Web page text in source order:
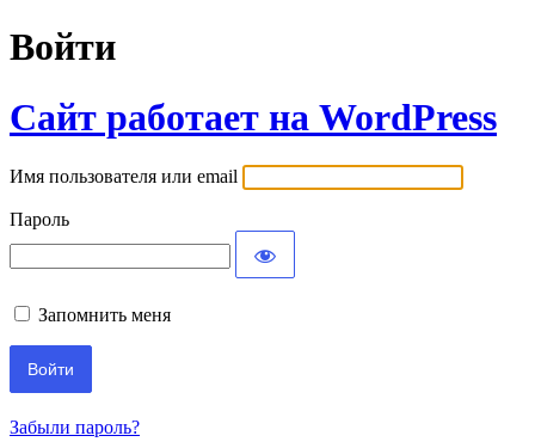
Войти
Сайт работает на WordPress
Имя пользователя или email
Пароль
Запомнить меня
Забыли пароль?